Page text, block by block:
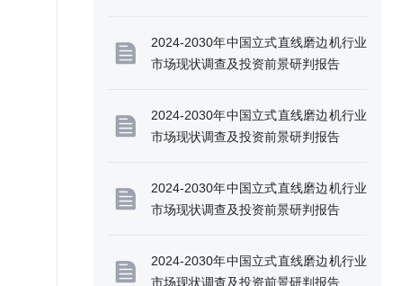
2024-2030年中国立式直线磨边机行业
市场现状调查及投资前景研判报告
2024-2030年中国立式直线磨边机行业
市场现状调查及投资前景研判报告
2024-2030年中国立式直线磨边机行业
市场现状调查及投资前景研判报告
2024-2030年中国立式直线磨边机行业
市场现状调查及投资前景研判报告